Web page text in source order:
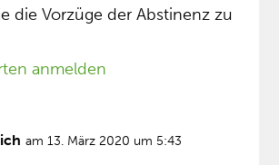
die Vorzüge der Abstinenz zu
anmelden
am 13. März 2020 um 5:43